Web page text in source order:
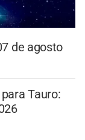
de agosto
Tauro: